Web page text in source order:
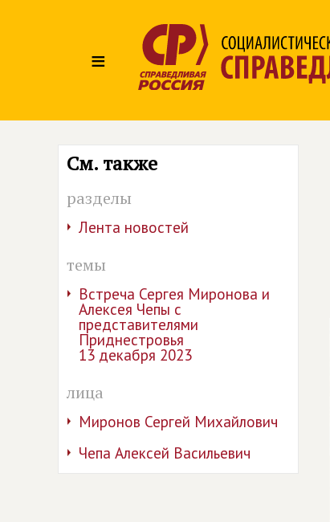
≡
См. также
разделы
Лента новостей
темы
Встреча Сергея Миронова и
Алексея Чепы с
представителями
Приднестровья
13 декабря 2023
лица
Миронов Сергей Михайлович
Чепа Алексей Васильевич